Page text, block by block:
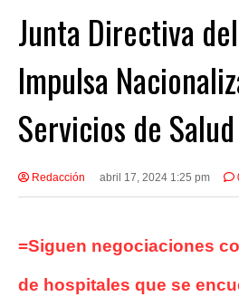
Junta Directiva
Impulsa
Servicios de Salud
Redacción abril 17, 2024 1:25 pm
=Siguen negociaciones
de hospitales que se